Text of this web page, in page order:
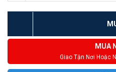
MUA
Giao Tận Nơi Hoặc